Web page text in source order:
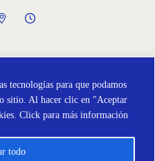
tecnologías para que podamos
sitio. Al hacer clic en "Aceptar
Click para más información
todo